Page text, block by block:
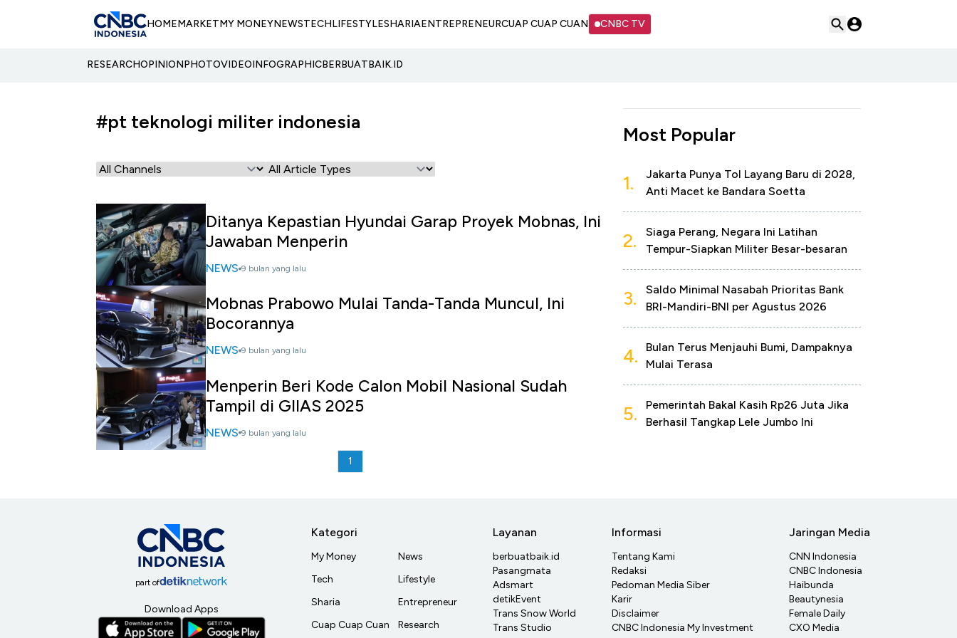
HOMEMARKETMY MONEYNEWSTECHLIFESTYLESHARIAENTREPRENEURCUAP CUAP CUAN CNBC TV
RESEARCHOPINIONPHOTOVIDEOINFOGRAPHICBERBUATBAIK.ID
#pt teknologi militer indonesia
Ditanya Kepastian Hyundai Garap Proyek Mobnas, Ini
Jawaban Menperin
NEWS 9 bulan yang lalu
Mobnas Prabowo Mulai Tanda-Tanda Muncul, Ini
Bocorannya
NEWS 9 bulan yang lalu
Menperin Beri Kode Calon Mobil Nasional Sudah
Tampil di GIIAS 2025
NEWS 9 bulan yang lalu
1
Most Popular
1.
Jakarta Punya Tol Layang Baru di 2028,
Anti Macet ke Bandara Soetta
2.
Siaga Perang, Negara Ini Latihan
Tempur-Siapkan Militer Besar-besaran
3.
Saldo Minimal Nasabah Prioritas Bank
BRI-Mandiri-BNI per Agustus 2026
4.
Bulan Terus Menjauhi Bumi, Dampaknya
Mulai Terasa
5.
Pemerintah Bakal Kasih Rp26 Juta Jika
Berhasil Tangkap Lele Jumbo Ini
part of
Download Apps
Kategori
My Money
Tech
Sharia
Cuap Cuap Cuan
News
Lifestyle
Entrepreneur
Research
Layanan
berbuatbaik.id
Pasangmata
Adsmart
detikEvent
Trans Snow World
Trans Studio
Informasi
Tentang Kami
Redaksi
Pedoman Media Siber
Karir
Disclaimer
CNBC Indonesia My Investment
Jaringan Media
CNN Indonesia
CNBC Indonesia
Haibunda
Beautynesia
Female Daily
CXO Media